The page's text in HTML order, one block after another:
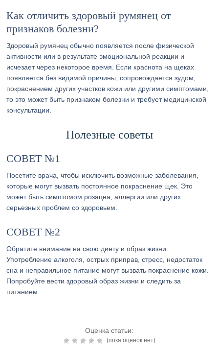
Как отличить здоровый румянец от
признаков болезни?
Здоровый румянец обычно появляется после физической
активности или в результате эмоциональной реакции и
исчезает через некоторое время. Если краснота на щеках
появляется без видимой причины, сопровождается зудом,
покраснением других участков кожи или другими симптомами,
то это может быть признаком болезни и требует медицинской
консультации.
Полезные советы
СОВЕТ №1
Посетите врача, чтобы исключить возможные заболевания,
которые могут вызвать постоянное покраснение щек. Это
может быть симптомом розацеа, аллергии или других
серьезных проблем со здоровьем.
СОВЕТ №2
Обратите внимание на свою диету и образ жизни.
Употребление алкоголя, острых приправ, стресс, недостаток
сна и неправильное питание могут вызвать покраснение кожи.
Попробуйте вести здоровый образ жизни и следить за
питанием.
Оценка статьи:
(пока оценок нет)